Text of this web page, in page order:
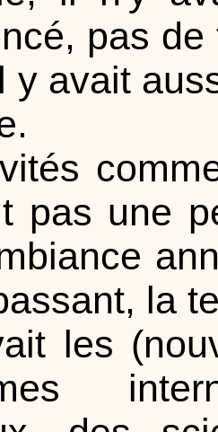
pas
y avait
pas une
la
les